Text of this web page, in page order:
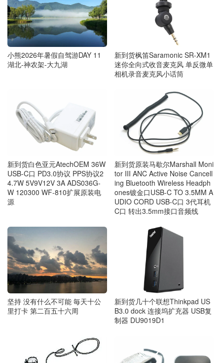
小熊2026年暑假自驾游DAY 11
湖北-神农架-大九湖
新到货枫笛Saramonic SR-XM1
迷你全向式收音麦克风 单反微单
相机录音麦克风小话筒
新到货白色亚元AtechOEM 36W
USB-C口 PD3.0协议 PPS协议2
4.7W 5V9V12V 3A ADS036G-
W 120300 WF-810扩展原装电
源
新到货原装马歇尔Marshall Moni
tor III ANC Active Noise Cancell
ing Bluetooth Wireless Headph
ones镀金口USB-C TO 3.5MM A
UDIO CORD USB-C口 3代耳机
C口 转出3.5mm接口音频线
坚持 没有什么不可能 毎天十公
里打卡 第二百五十六周
新到货几十个联想Thinkpad US
B3.0 dock 连接坞扩充器 USB复
制器 DU9019D1